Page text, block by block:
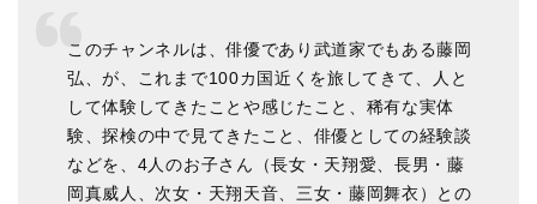
このチャンネルは、俳優であり武道家でもある藤岡
弘、が、これまで100カ国近くを旅してきて、人と
して体験してきたことや感じたこと、稀有な実体
験、探検の中で見てきたこと、俳優としての経験談
などを、4人のお子さん（長女・天翔愛、長男・藤
岡真威人、次女・天翔天音、三女・藤岡舞衣）との